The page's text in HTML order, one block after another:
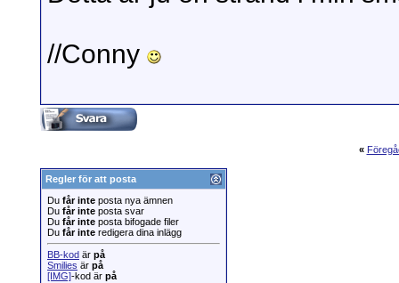
//Conny
«
Regler för att posta
Du får inte posta nya ämnen
Du får inte posta svar
Du får inte posta bifogade filer
Du får inte redigera dina inlägg
BB-kod är på
Smilies är på
[IMG]-kod är på